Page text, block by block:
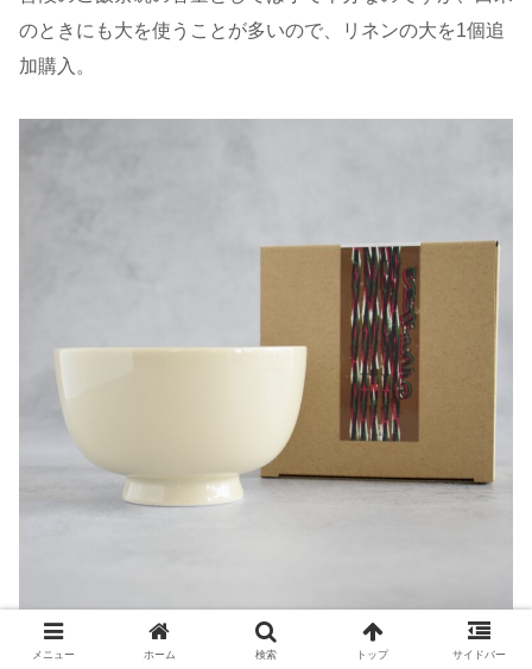
のときにも大を使うことが多いので、リネンの大を1個追
加購入。
この形が好き！
メニュー ホーム 検索 トップ サイドバー